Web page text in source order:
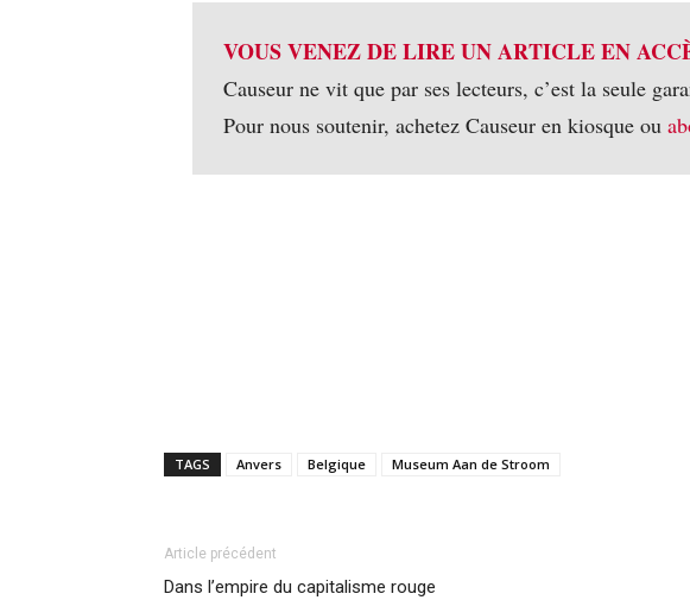
VOUS VENEZ DE LIRE UN ARTICLE EN
Causeur ne vit que par ses lecteurs, c’est la seule
Pour nous soutenir, achetez Causeur en kiosque ou
TAGS Anvers Belgique Museum Aan de Stroom
Article précédent
Dans l’empire du capitalisme rouge